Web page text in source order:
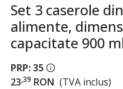
Set 3 caserole
alimente,
capacitate 900
PRP: 35
23,39 RON (TVA inclus)